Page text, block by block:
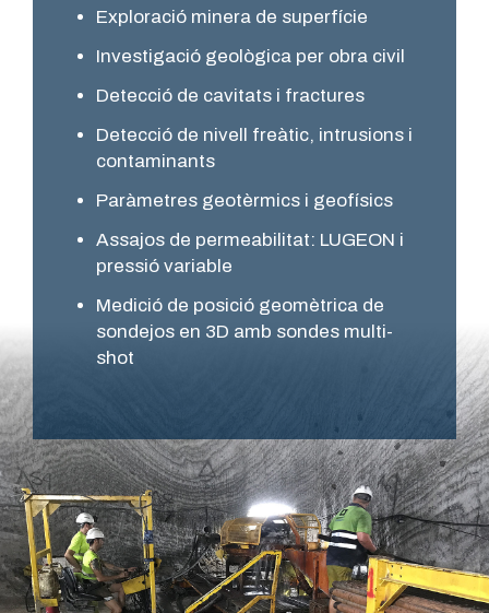
Exploració minera de superfície
Investigació geològica per obra civil
Detecció de cavitats i fractures
Detecció de nivell freàtic, intrusions i
contaminants
Paràmetres geotèrmics i geofísics
Assajos de permeabilitat: LUGEON i
pressió variable
Medició de posició geomètrica de
sondejos en 3D amb sondes multi-
shot